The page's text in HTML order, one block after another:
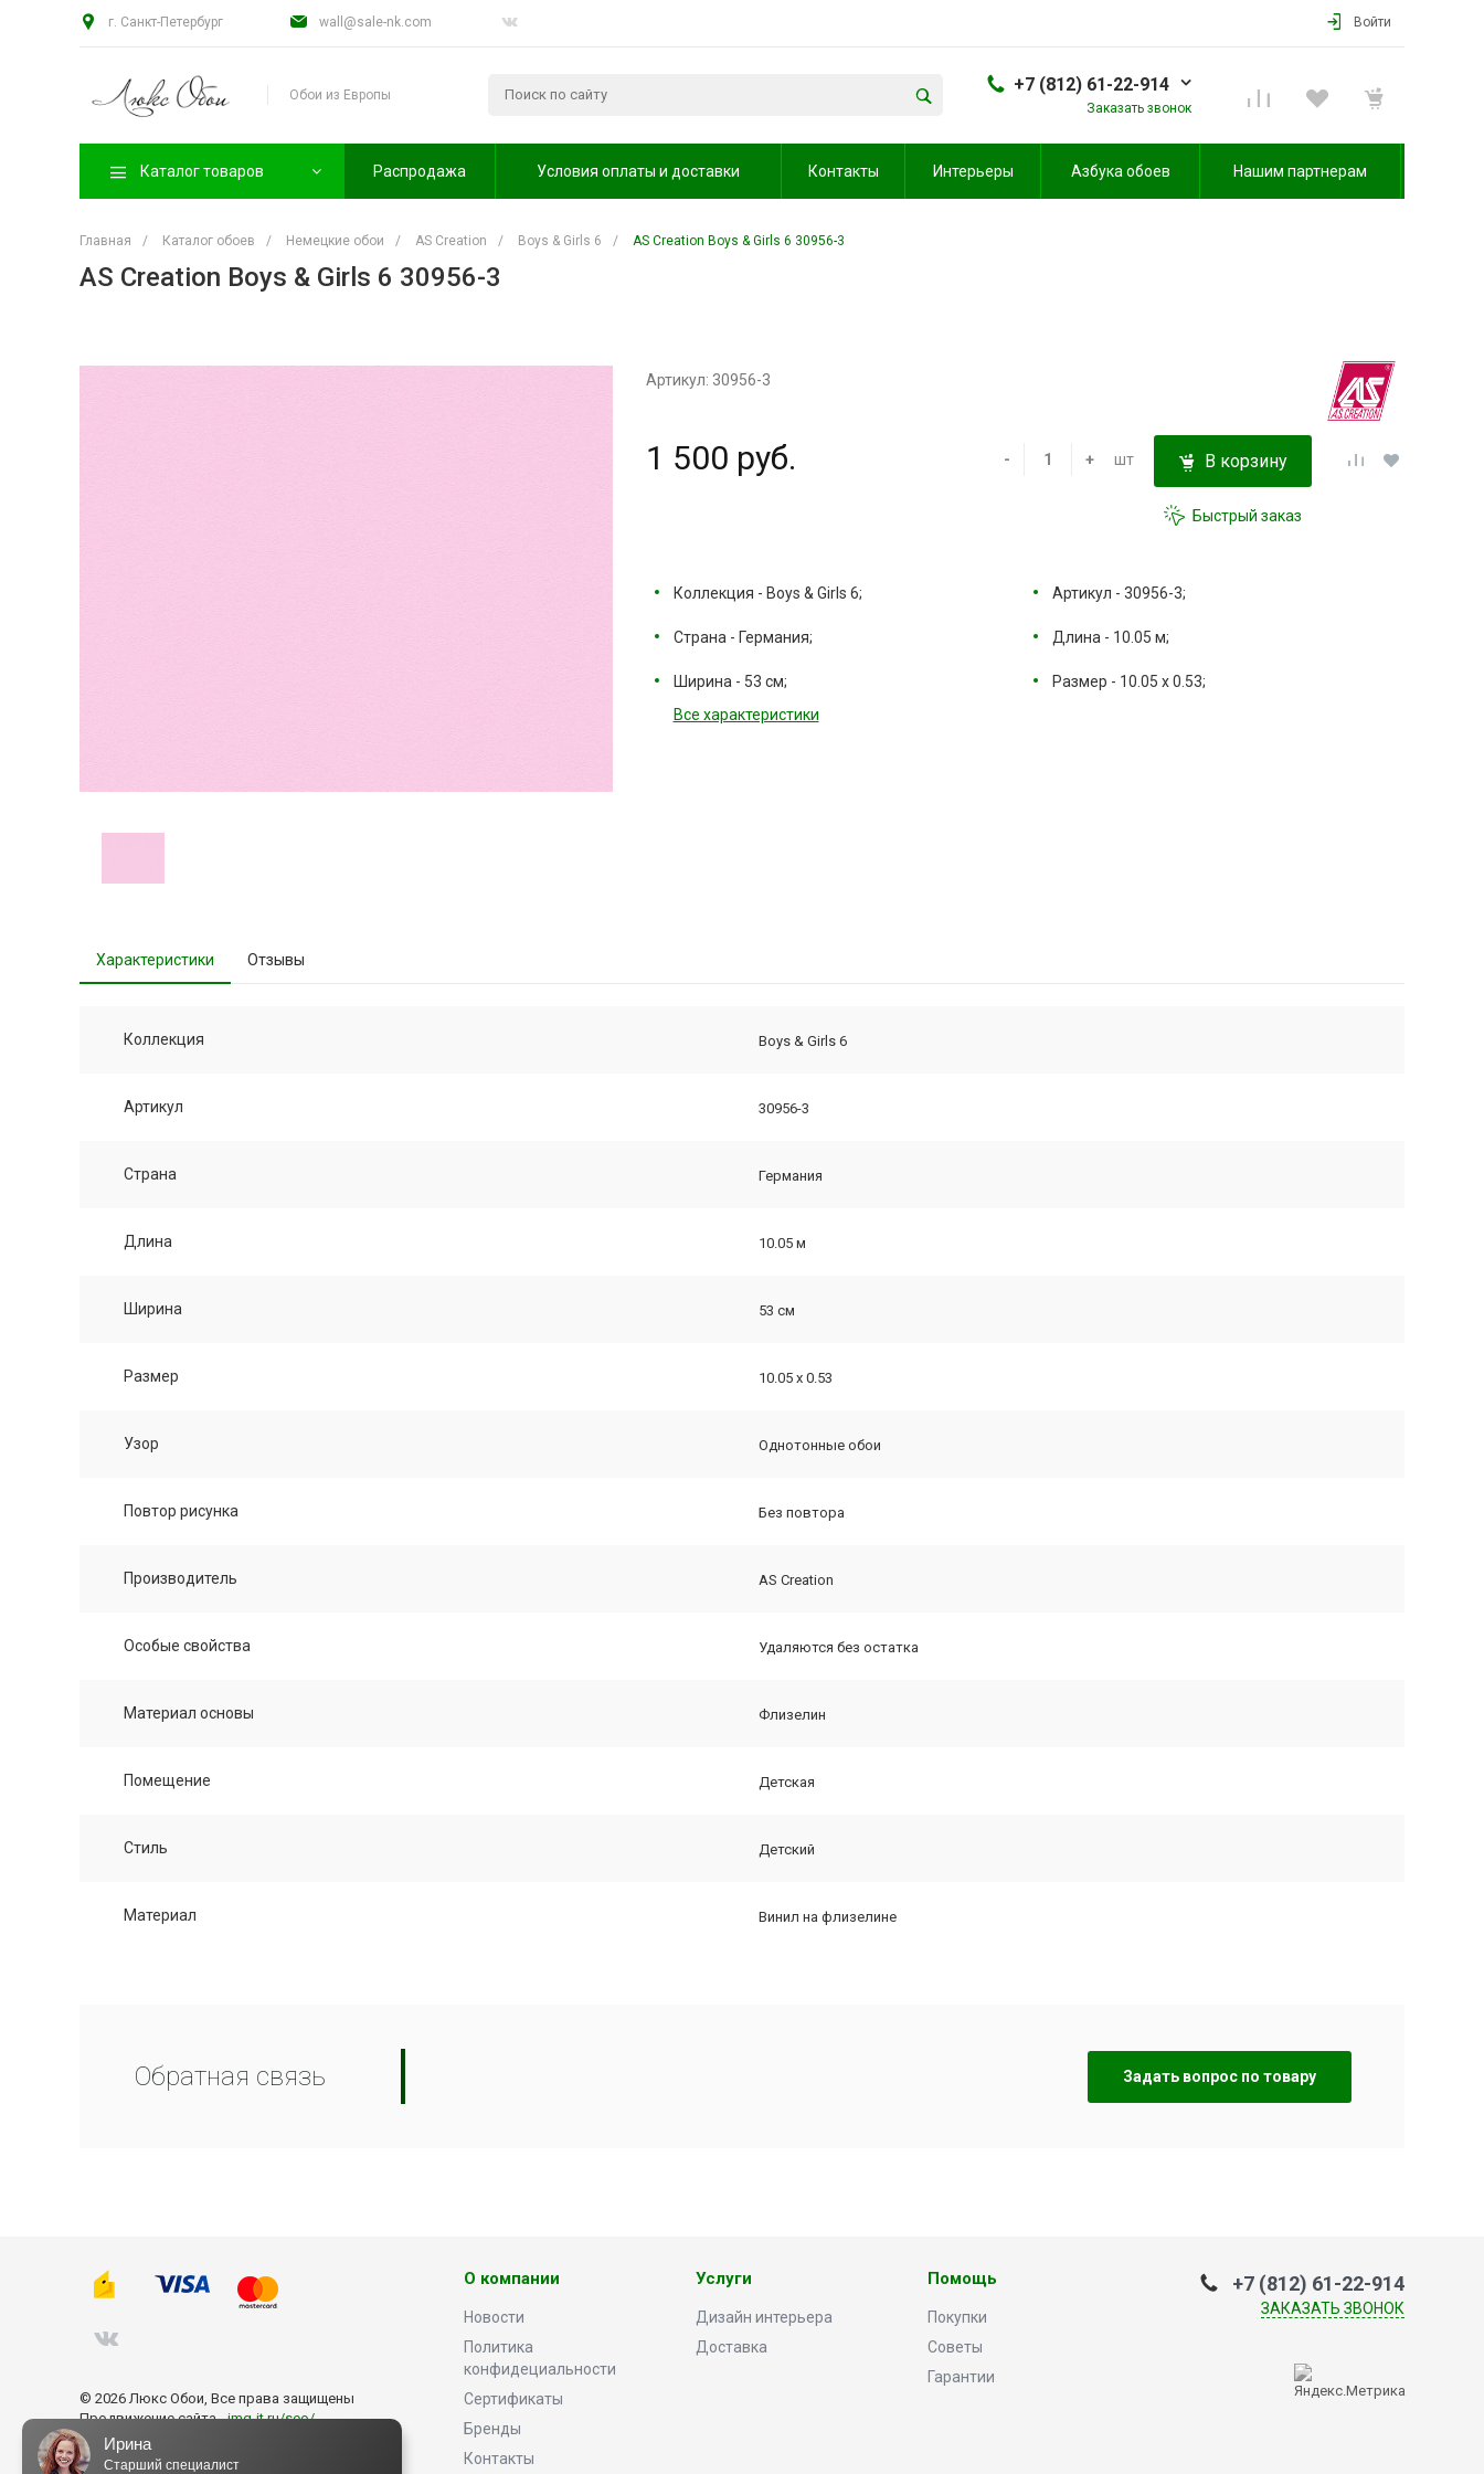
г. Санкт-Петербург wall@sale-nk.com Войти
Обои из Европы
+7 (812) 61-22-914
Заказать звонок
Каталог товаров Распродажа Условия оплаты и доставки Контакты Интерьеры Азбука обоев Нашим партнерам
Главная / Каталог обоев / Немецкие обои / AS Creation / Boys & Girls 6 / AS Creation Boys & Girls 6 30956-3
AS Creation Boys & Girls 6 30956-3
Артикул: 30956-3
1 500 руб. - + шт В корзину
Быстрый заказ
Коллекция - Boys & Girls 6; Артикул - 30956-3;
Страна - Германия; Длина - 10.05 м;
Ширина - 53 см;
Размер - 10.05 х 0.53;
Все характеристики
Характеристики Отзывы
Коллекция Boys & Girls 6
Артикул 30956-3
Страна Германия
Длина 10.05 м
Ширина 53 см
Размер 10.05 х 0.53
Узор Однотонные обои
Повтор рисунка Без повтора
Производитель AS Creation
Особые свойства Удаляются без остатка
Материал основы Флизелин
Помещение Детская
Стиль Детский
Материал Винил на флизелине
Обратная связь Задать вопрос по товару
© 2026 Люкс Обои, Все права защищены
Продвижение сайта -img-it.ru/seo/
О компании
Новости
Политика
конфидециальности
Сертификаты
Бренды
Контакты
Услуги
Дизайн интерьера
Доставка
Помощь
Покупки
Советы
Гарантии
+7 (812) 61-22-914
ЗАКАЗАТЬ ЗВОНОК
Ирина
Старший специалист